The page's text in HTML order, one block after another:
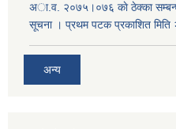
अा.व. २०७५।०७६ काे ठेक्का
सूचना । प्रथम पटक प्रकाशित
अन्य